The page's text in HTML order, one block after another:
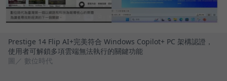
Prestige 14 Flip AI+完美符合 Windows Copilot+ PC 架構認證，
使用者可解鎖多項雲端無法執行的關鍵功能
圖／ 數位時代